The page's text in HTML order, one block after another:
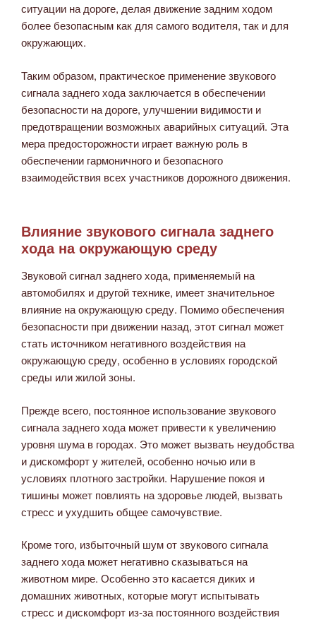
ситуации на дороге, делая движение задним ходом
более безопасным как для самого водителя, так и для
окружающих.
Таким образом, практическое применение звукового
сигнала заднего хода заключается в обеспечении
безопасности на дороге, улучшении видимости и
предотвращении возможных аварийных ситуаций. Эта
мера предосторожности играет важную роль в
обеспечении гармоничного и безопасного
взаимодействия всех участников дорожного движения.
Влияние звукового сигнала заднего
хода на окружающую среду
Звуковой сигнал заднего хода, применяемый на
автомобилях и другой технике, имеет значительное
влияние на окружающую среду. Помимо обеспечения
безопасности при движении назад, этот сигнал может
стать источником негативного воздействия на
окружающую среду, особенно в условиях городской
среды или жилой зоны.
Прежде всего, постоянное использование звукового
сигнала заднего хода может привести к увеличению
уровня шума в городах. Это может вызвать неудобства
и дискомфорт у жителей, особенно ночью или в
условиях плотного застройки. Нарушение покоя и
тишины может повлиять на здоровье людей, вызвать
стресс и ухудшить общее самочувствие.
Кроме того, избыточный шум от звукового сигнала
заднего хода может негативно сказываться на
животном мире. Особенно это касается диких и
домашних животных, которые могут испытывать
стресс и дискомфорт из-за постоянного воздействия